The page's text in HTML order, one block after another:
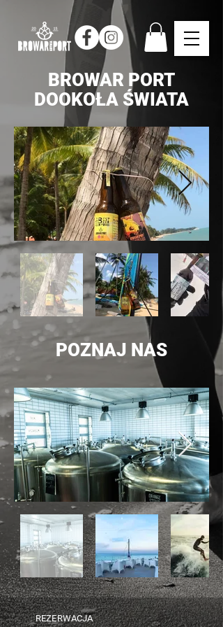
BROWAR PORT
DOOKOŁA ŚWIATA
POZNAJ NAS
REZERWACJA